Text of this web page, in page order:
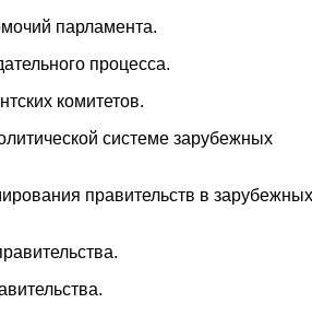
парламента.
процесса.
комитетов.
системе зарубежных
правительств в зарубежных